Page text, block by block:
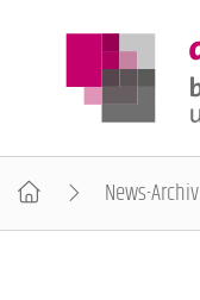
News-Archiv